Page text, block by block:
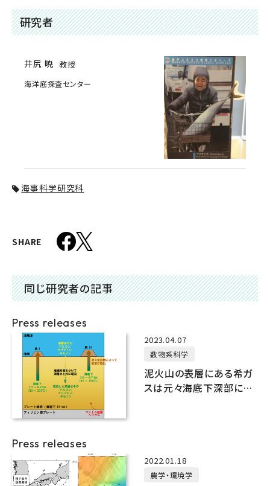
研究者
井尻 暁 教授
海洋底探査センター
海事科学研究科
SHARE
同じ研究者の記事
Press releases
2023.04.07
数物系科学
泥火山の表層にある希ガ
スは元々海底下深部にあ
Press releases
2022.01.18
農学・環境学